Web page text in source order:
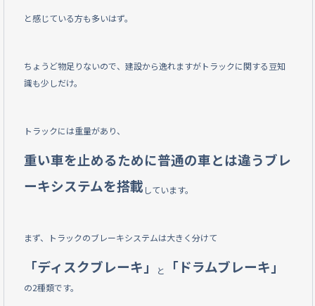
と感じている方も多いはず。
ちょうど物足りないので、建設から逸れますがトラックに関する豆知
識も少しだけ。
トラックには重量があり、
重い車を止めるために普通の車とは違うブレ
ーキシステムを搭載 しています。
まず、トラックのブレーキシステムは大きく分けて
「ディスクブレーキ」 と 「ドラムブレーキ」
の2種類です。